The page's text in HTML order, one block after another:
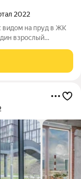
2022
видом на пруд в ЖК
взрослый